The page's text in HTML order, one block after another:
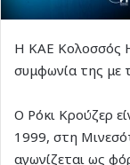
Η ΚΑΕ Κολοσσός
συμφωνία της με
Ο Ρόκι Κρούζερ
1999, στη
αγωνίζεται ως